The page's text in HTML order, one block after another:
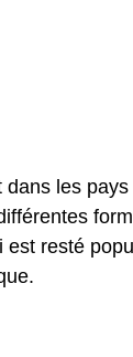
dans les pays
est resté